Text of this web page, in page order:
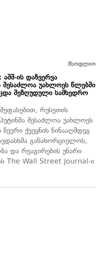
მსოფლიო
ის დაზვერვა
შესაძლოა უახლოეს წლებში
შეზღუდული სამხედრო
რუსეთის
შესაძლოა უახლოეს
ქვეყნის წინააღმდეგ
განახორციელოს,
და რეაგირების უნარი
The Wall Street Journal-ი